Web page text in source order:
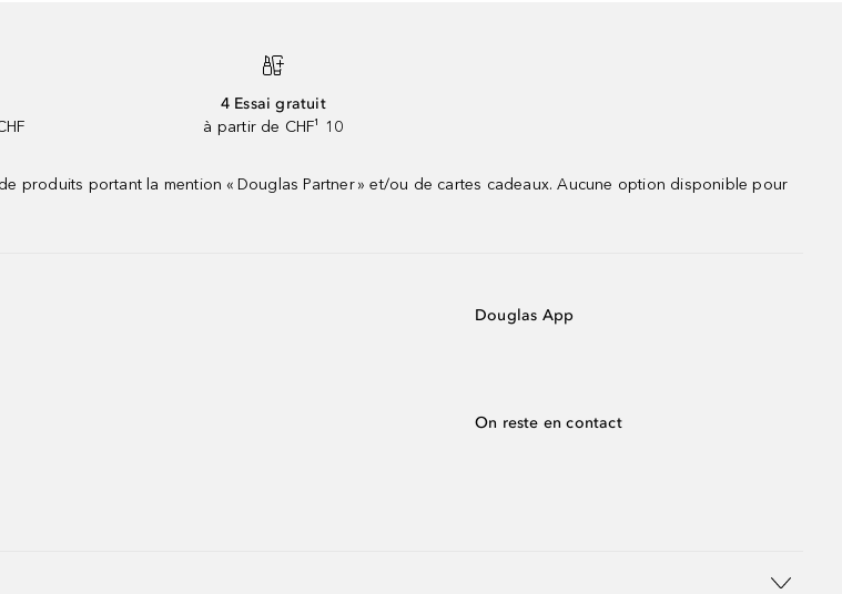
4 Essai gratuit
à partir de CHF¹ 10
produits portant la mention « Douglas Partner » et/ou de cartes cadeaux. Aucune option disponible pour
Douglas App
On reste en contact